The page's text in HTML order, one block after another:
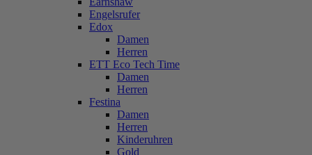
Engelsrufer
Edox
Damen
Herren
ETT Eco Tech Time
Damen
Herren
Festina
Damen
Herren
Kinderuhren
Gold